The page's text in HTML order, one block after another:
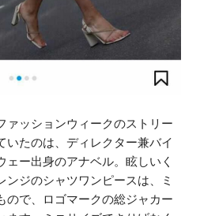
ァッションウィークのストリー
いたのは、ディレクター兼バイ
ェー出身のアナベル。眩しいく
ンジのシャツワンピースは、ミ
ので、ロゴマークの総ジャカー